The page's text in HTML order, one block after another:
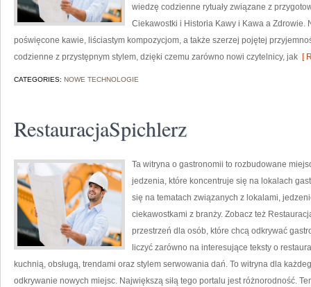
wiedzę codzienne rytuały związane z
Ciekawostki i Historia Kawy i Kawa a Zdrowie.
poświęcone kawie, liściastym kompozycjom, a także szerzej pojętej
codzienne z przystępnym stylem, dzięki czemu zarówno nowi czytelnicy, jak [
CATEGORIES: NOWE TECHNOLOGIE
RestauracjaSpichlerz
Ta witryna o gastronomii to rozbudowane
jedzenia, które koncentruje się na lokalach
się na tematach związanych z lokalami,
ciekawostkami z branży. Zobacz też
przestrzeń dla osób, które chcą odkrywać
liczyć zarówno na interesujące teksty o
kuchnią, obsługą, trendami oraz stylem serwowania dań. To witryna dla
odkrywanie nowych miejsc. Największą siłą tego portalu jest różnorodność.